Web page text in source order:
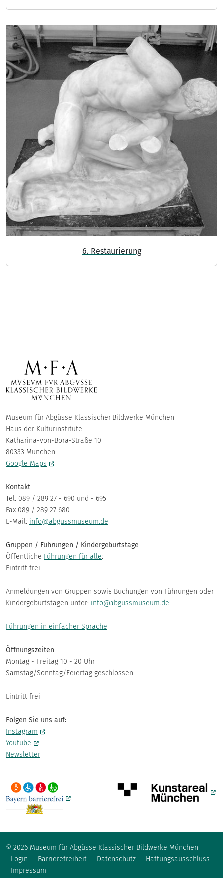
6. Restaurierung
Museum für Abgüsse Klassischer Bildwerke München
Haus der Kulturinstitute
Katharina-von-Bora-Straße 10
80333 München
Google Maps
Kontakt
Tel. 089 / 289 27 - 690 und - 695
Fax 089 / 289 27 680
E-Mail: info@abgussmuseum.de
Gruppen / Führungen / Kindergeburtstage
Öffentliche Führungen für alle:
Eintritt frei
Anmeldungen von Gruppen sowie Buchungen von Führungen oder
Kindergeburtstagen unter: info@abgussmuseum.de
Führungen in einfacher Sprache
Öffnungszeiten
Montag - Freitag 10 - 20 Uhr
Samstag/Sonntag/Feiertag geschlossen
Eintritt frei
Folgen Sie uns auf:
Instagram
Youtube
Newsletter
© 2026 Museum für Abgüsse Klassischer Bildwerke München
Fußzeile
Login Barrierefreiheit Datenschutz
Haftungsausschluss
Impressum